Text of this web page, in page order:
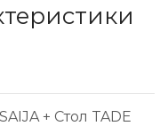
+ Стол TADE